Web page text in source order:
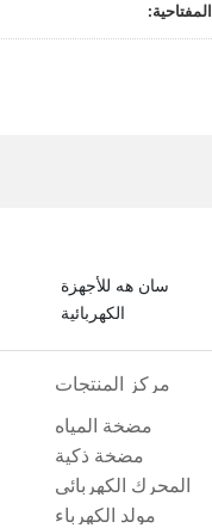
مركز المنتجات
مضخة المياه
مضخة ذكية
المحرك الكهربائي
مولد الكهرباء